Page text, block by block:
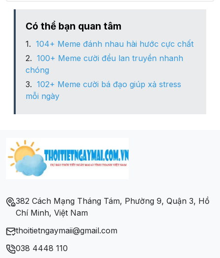
Có thể bạn quan tâm
104+ Meme đánh nhau hài hước cực chất
100+ Meme cười đểu lan truyền nhanh
chóng
102+ Meme cười bá đạo giúp xả stress
mỗi ngày
382 Cách Mạng Tháng Tám, Phường 9, Quận 3, Hồ
Chí Minh, Việt Nam
thoitietngaymaii@gmail.com
038 4448 110